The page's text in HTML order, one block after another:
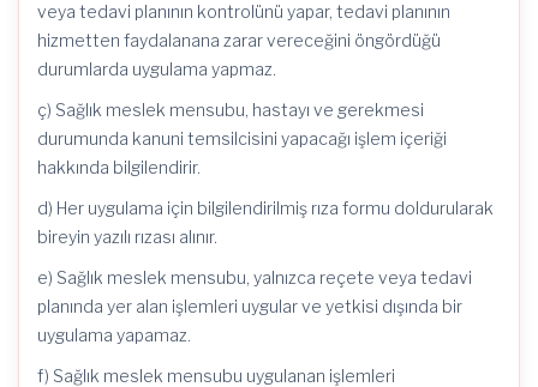
veya tedavi planının kontrolünü yapar, tedavi planının
hizmetten faydalanana zarar vereceğini öngördüğü
durumlarda uygulama yapmaz.
ç) Sağlık meslek mensubu, hastayı ve gerekmesi
durumunda kanuni temsilcisini yapacağı işlem içeriği
hakkında bilgilendirir.
d) Her uygulama için bilgilendirilmiş rıza formu doldurularak
bireyin yazılı rızası alınır.
e) Sağlık meslek mensubu, yalnızca reçete veya tedavi
planında yer alan işlemleri uygular ve yetkisi dışında bir
uygulama yapamaz.
f) Sağlık meslek mensubu uygulanan işlemleri